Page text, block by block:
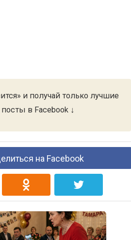
и получай только лучшие
посты в Facebook ↓
на Facebook